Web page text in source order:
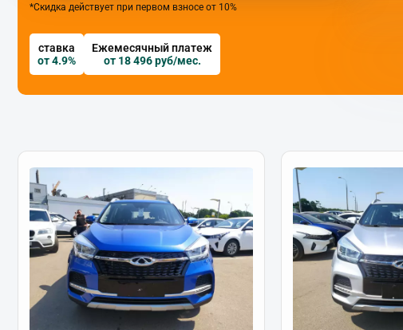
*Скидка действует при первом взносе от 10%
ставка
от 4.9%
Ежемесячный платеж
от 18 496 руб/мес.